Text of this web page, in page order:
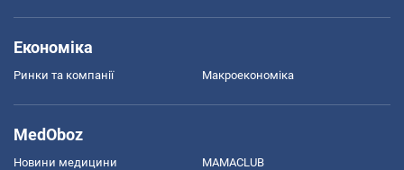
Економіка
Ринки та компанії Макроекономіка
MedOboz
Новини медицини MAMACLUB